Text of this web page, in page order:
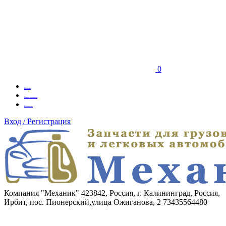
0
Бренды
Оплата заказа
Вакансии
Вход / Регистрация
Компания "Механик" 423842, Россия, г. Калининград, Россия,
Ирбит, пос. Пионерский,улица Ожиганова, 2 73435564480